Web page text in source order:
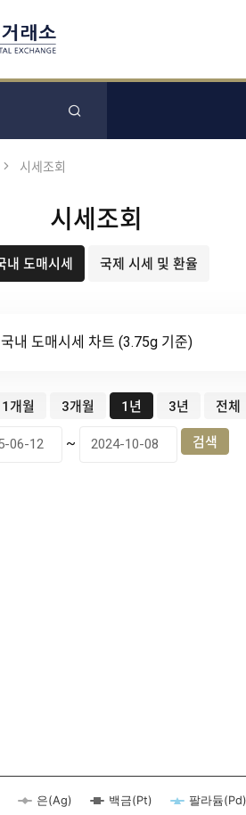
시세조회
시세조회
내 도매시세 국제 시세 및 환율
국내 도매시세 차트 (3.75g 기준)
1개월 3개월 1년 3년 전체
~
은(Ag) 백금(Pt) 팔라듐(Pd)